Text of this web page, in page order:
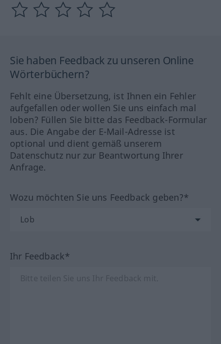
Sie haben Feedback zu unseren Online
Wörterbüchern?
Fehlt eine Übersetzung, ist Ihnen ein Fehler
aufgefallen oder wollen Sie uns einfach mal
loben? Füllen Sie bitte das Feedback-Formular
aus. Die Angabe der E-Mail-Adresse ist
optional und dient gemäß unserem
Datenschutz nur zur Beantwortung Ihrer
Anfrage.
Wozu möchten Sie uns Feedback geben?*
Ihr Feedback*